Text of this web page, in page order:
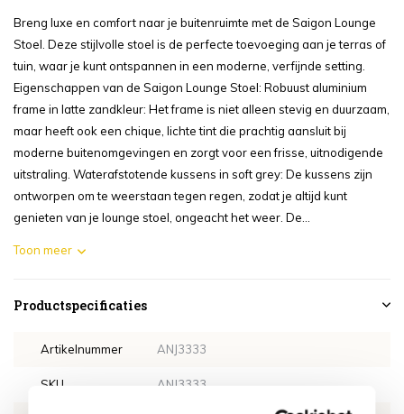
Breng luxe en comfort naar je buitenruimte met de Saigon Lounge
Stoel. Deze stijlvolle stoel is de perfecte toevoeging aan je terras of
tuin, waar je kunt ontspannen in een moderne, verfijnde setting.
Eigenschappen van de Saigon Lounge Stoel: Robuust aluminium
frame in latte zandkleur: Het frame is niet alleen stevig en duurzaam,
maar heeft ook een chique, lichte tint die prachtig aansluit bij
moderne buitenomgevingen en zorgt voor een frisse, uitnodigende
uitstraling. Waterafstotende kussens in soft grey: De kussens zijn
ontworpen om te weerstaan tegen regen, zodat je altijd kunt
genieten van je lounge stoel, ongeacht het weer. De...
Toon meer
Productspecificaties
Artikelnummer ANJ3333
SKU ANJ3333